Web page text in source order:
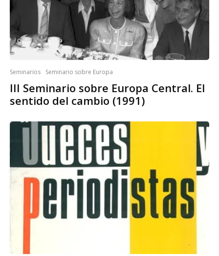
Seminarios Seminario sobre Europa
III Seminario sobre Europa Central. El
sentido del cambio (1991)